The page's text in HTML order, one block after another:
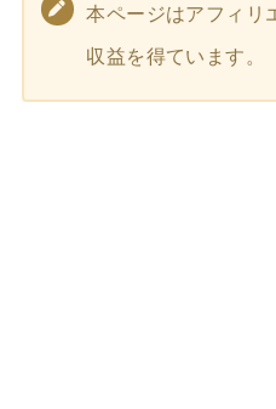
本ページはアフィリ
収益を得ています。